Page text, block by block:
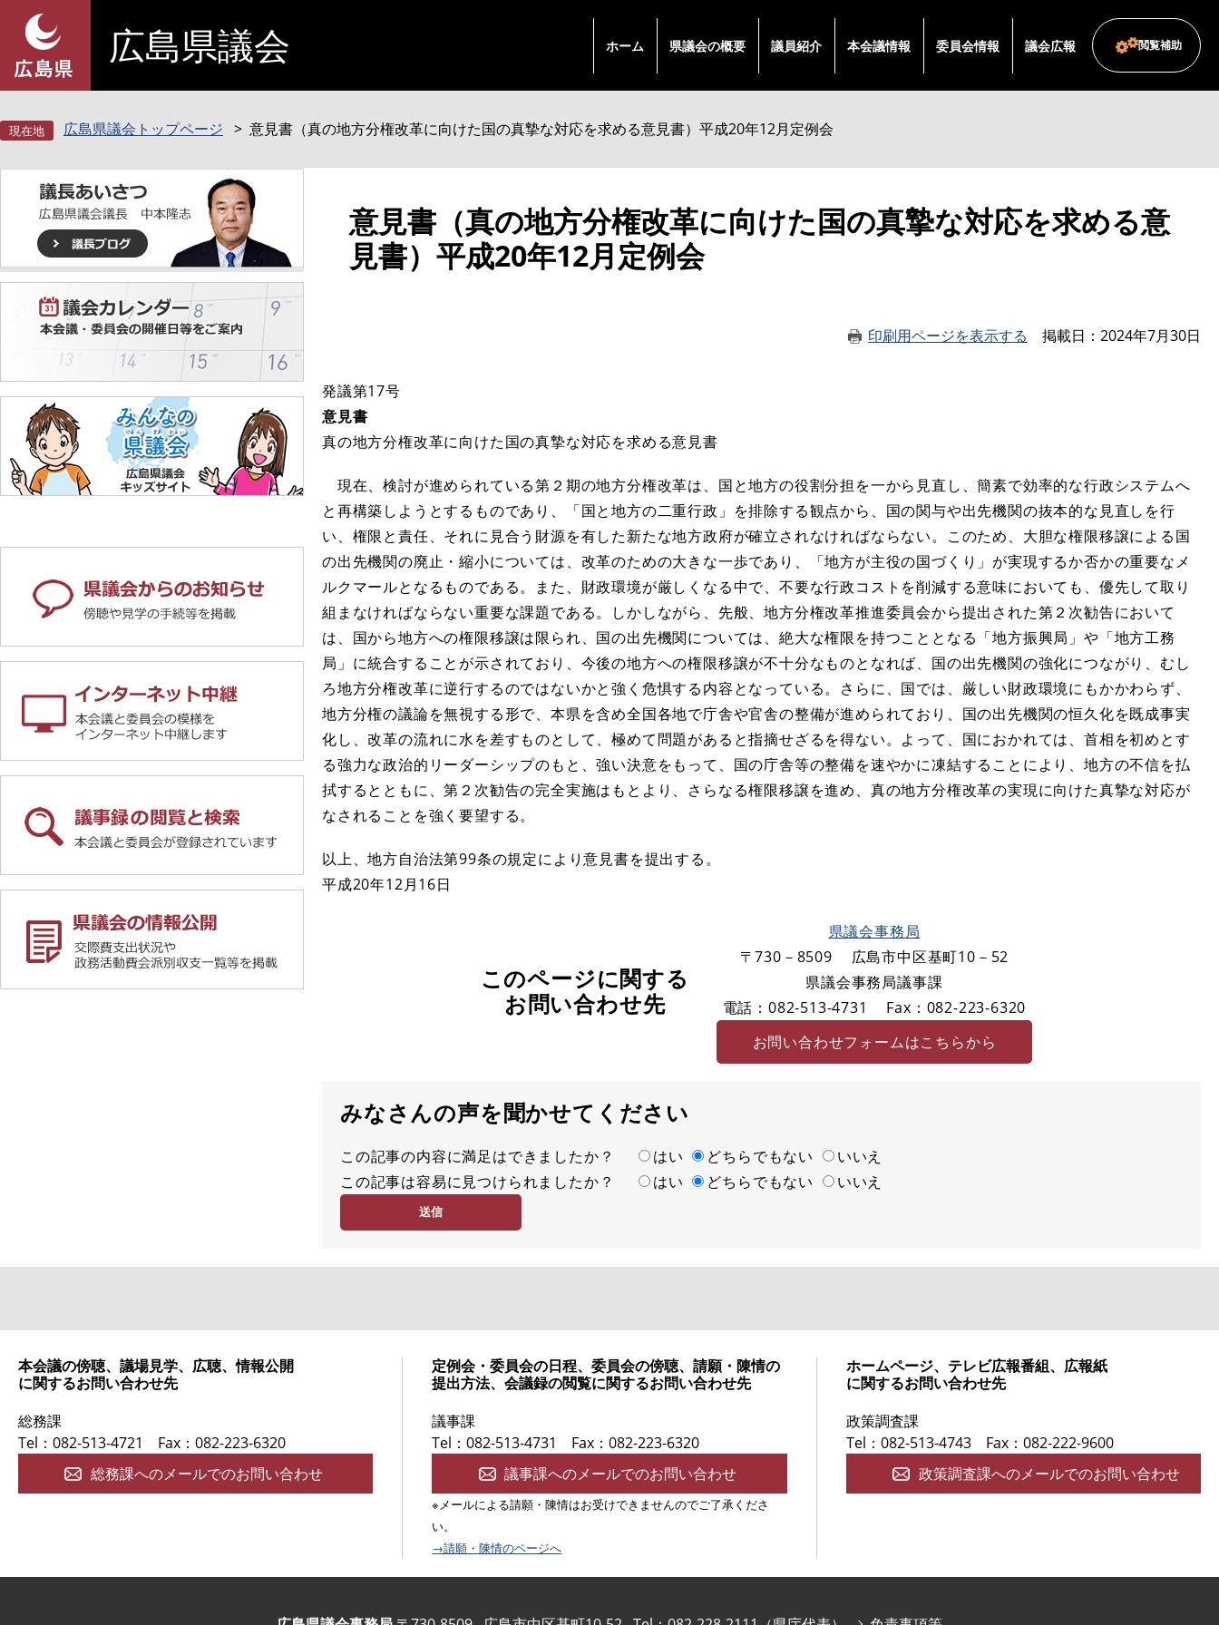
頭
で
飛
ば
広島県議会 ホーム 県議会の概要 議員紹介 本会議情報 委員会情報 議会広報 閲覧補助
広島県議会トップページ 意見書（真の地方分権改革に向けた国の真摯な対応を求める意見書）平成20年12月定例会
意見書（真の地方分権改革に向けた国の真摯な対応を求める意
見書）平成20年12月定例会
印刷用ページを表示する 掲載日 2024年7月30日
発議第17号
意見書
真の地方分権改革に向けた国の真摯な対応を求める意見書
現在、検討が進められている第２期の地方分権改革は、国と地方の役割分担を一から見直し、簡素で効率的な行政システムへ
と再構築しようとするものであり、「国と地方の二重行政」を排除する観点から、国の関与や出先機関の抜本的な見直しを行
い、権限と責任、それに見合う財源を有した新たな地方政府が確立されなければならない。このため、大胆な権限移譲による国
の出先機関の廃止・縮小については、改革のための大きな一歩であり、「地方が主役の国づくり」が実現するか否かの重要なメ
ルクマールとなるものである。また、財政環境が厳しくなる中で、不要な行政コストを削減する意味においても、優先して取り
組まなければならない重要な課題である。しかしながら、先般、地方分権改革推進委員会から提出された第２次勧告において
は、国から地方への権限移譲は限られ、国の出先機関については、絶大な権限を持つこととなる「地方振興局」や「地方工務
局」に統合することが示されており、今後の地方への権限移譲が不十分なものとなれば、国の出先機関の強化につながり、むし
ろ地方分権改革に逆行するのではないかと強く危惧する内容となっている。さらに、国では、厳しい財政環境にもかかわらず、
地方分権の議論を無視する形で、本県を含め全国各地で庁舎や官舎の整備が進められており、国の出先機関の恒久化を既成事実
化し、改革の流れに水を差すものとして、極めて問題があると指摘せざるを得ない。よって、国におかれては、首相を初めとす
る強力な政治的リーダーシップのもと、強い決意をもって、国の庁舎等の整備を速やかに凍結することにより、地方の不信を払
拭するとともに、第２次勧告の完全実施はもとより、さらなる権限移譲を進め、真の地方分権改革の実現に向けた真摯な対応が
なされることを強く要望する。
以上、地方自治法第99条の規定により意見書を提出する。
平成20年12月16日
このページに関する
お問い合わせ先
県議会事務局
〒730－8509
広島市中区基町10－52
県議会事務局議事課
電話：082-513-4731
Fax：082-223-6320
お問い合わせフォームはこちらから
みなさんの声を聞かせてください
満
足
この記事の内容に満足はできましたか？ はい どちらでもない
いいえ
容
度
この記事は容易に見つけられましたか？ はい どちらでもない いいえ
本会議の傍聴、議場見学、広聴、情報公開
に関するお問い合わせ先
総務課
Tel：082-513-4721
Fax：082-223-6320
総務課へのメールでのお問い合わせ
定例会・委員会の日程、委員会の傍聴、請願・陳情の
提出方法、会議録の閲覧に関するお問い合わせ先
議事課
Tel：082-513-4731
Fax：082-223-6320
議事課へのメールでのお問い合わせ
※メールによる請願・陳情はお受けできませんのでご了承くださ
い。
→請願・陳情のページへ
ホームページ、テレビ広報番組、広報紙
に関するお問い合わせ先
政策調査課
Tel：082-513-4743
Fax：082-222-9600
政策調査課へのメールでのお問い合わせ